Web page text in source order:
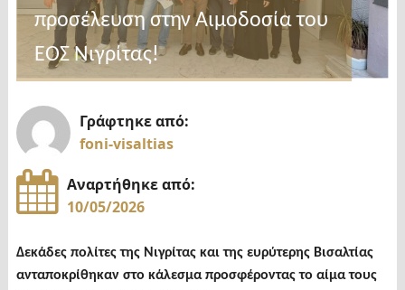
προσέλευση στην Αιμοδοσία του
ΕΟΣ Νιγρίτας!
Γράφτηκε από:
foni-visaltias
Αναρτήθηκε από:
10/05/2026
Δεκάδες πολίτες της Νιγρίτας και της ευρύτερης Βισαλτίας
ανταποκρίθηκαν στο κάλεσμα προσφέροντας το αίμα τους